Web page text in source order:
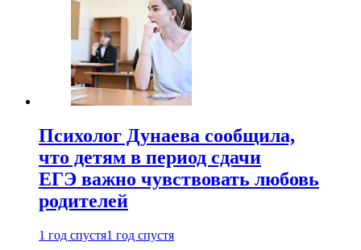
Психолог Дунаева сообщила,
что детям в период сдачи
ЕГЭ важно чувствовать любовь
родителей
1 год спустя1 год спустя